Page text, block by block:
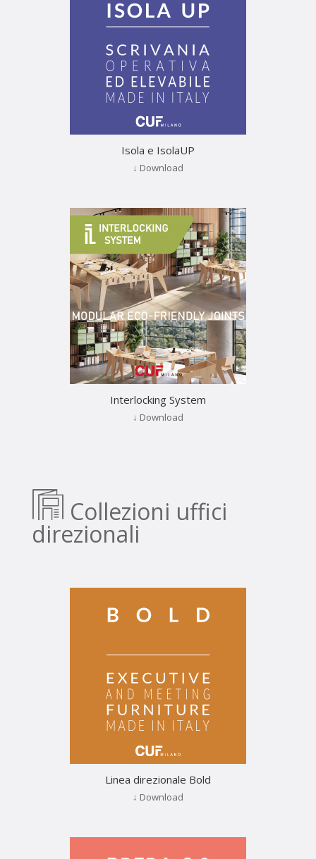
Isola e IsolaUP
↓ Download
Interlocking System
↓ Download
Collezioni uffici
direzionali
Linea direzionale Bold
↓ Download